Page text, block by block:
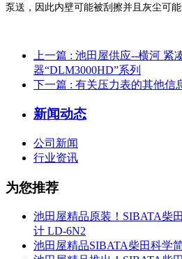
泵送，因此内壁可能被刮擦并且灰尘可能
上一篇 : 池田屋供应--横河 紧
器“DLM3000HD”系列
下一篇 : 有关压力表的其他信
新闻动态
公司新闻
行业资讯
为您推荐
池田屋精品原装！SIBATA柴
计 LD-6N2
池田屋精品SIBATA柴田科学